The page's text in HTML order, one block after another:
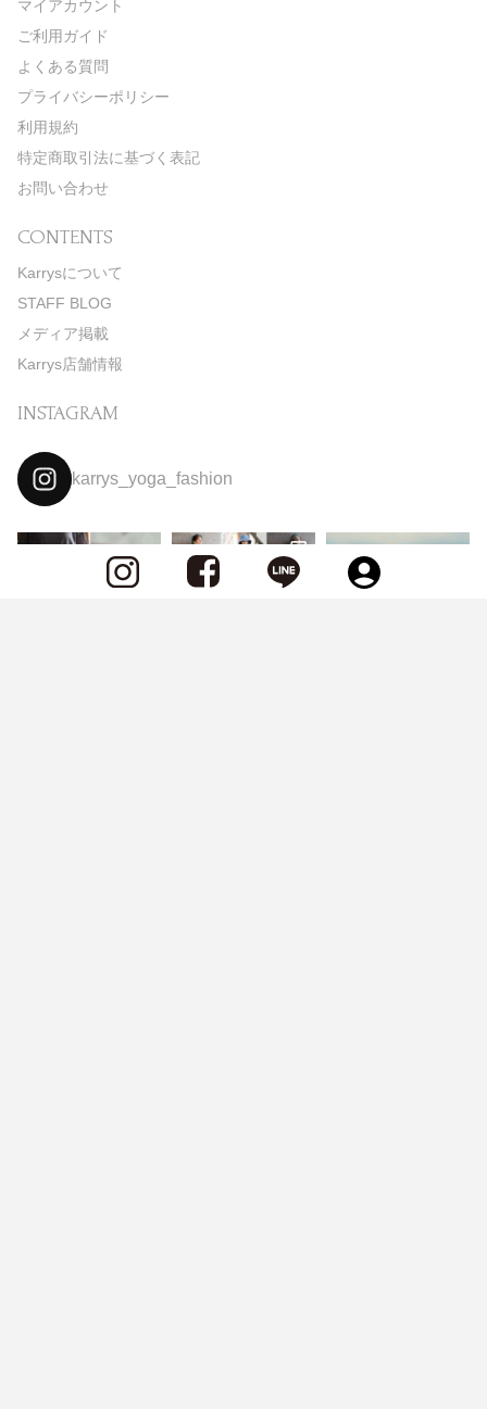
マイアカウント
ご利用ガイド
よくある質問
プライバシーポリシー
利用規約
特定商取引法に基づく表記
お問い合わせ
CONTENTS
Karrysについて
STAFF BLOG
メディア掲載
Karrys店舗情報
INSTAGRAM
karrys_yoga_fashion